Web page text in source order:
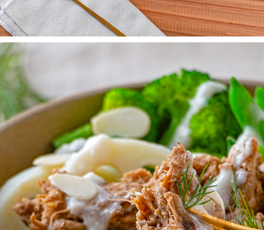
PULLED BEEF
2025